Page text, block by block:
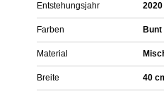
Entstehungsjahr 2020
Farben Bunt
Material
Breite 40